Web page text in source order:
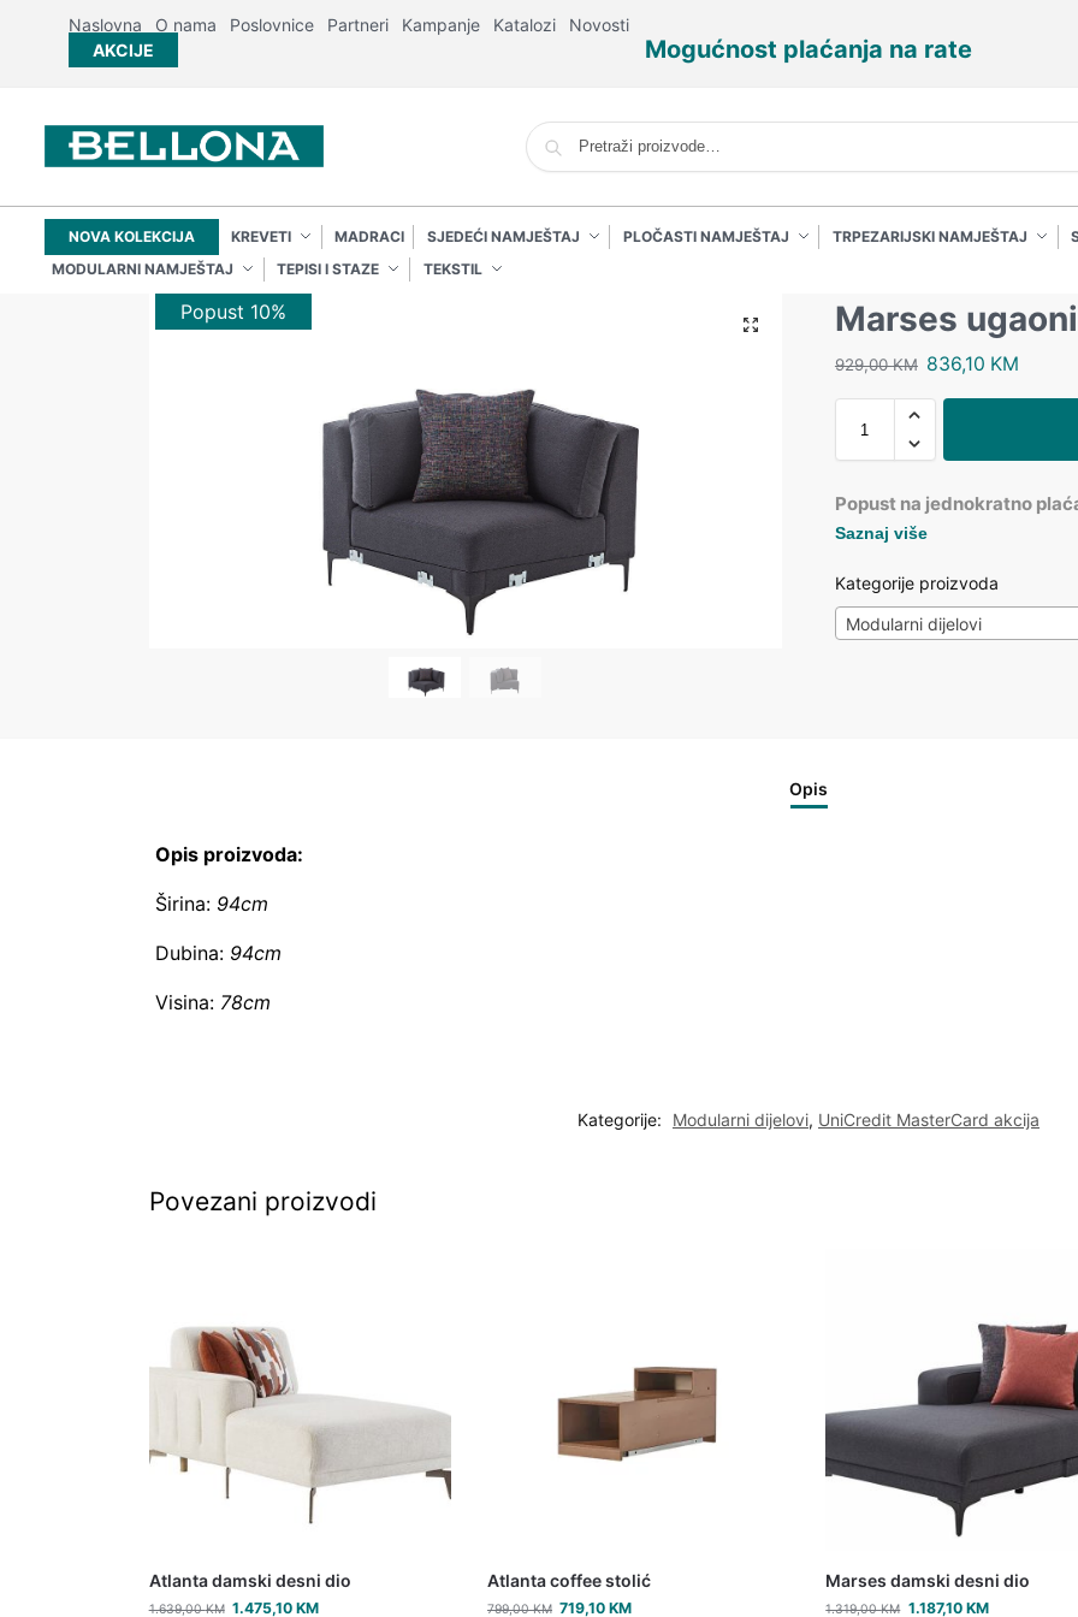
Naslovna O nama Poslovnice Partneri Kampanje Katalozi
Novosti
AKCIJE
Mogućnost plaćanja na rate
NOVA KOLEKCIJA KREVETI MADRACI SJEDEĆI NAMJEŠTAJ PLOČASTI NAMJEŠTAJ TRPEZARIJSKI NAMJEŠTAJ
MODULARNI NAMJEŠTAJ
TEPISI I STAZE TEKSTIL
Popust 10% Marses
929,00KM 836,10 KM
Popust na jednokratno
Saznaj više
Kategorije proizvoda
Modularni dijelovi
Opis
Opis proizvoda:
Širina: 94cm
Dubina: 94cm
Visina:78cm
Kategorije: Modularni dijelovi, UniCredit MasterCard akcija
Povezani proizvodi
Atlanta damski desni dio
1.639,00KM 1.475,10KM
Atlanta coffee stolić
799,00KM 719,10KM
Marses damski desni dio
1.319,00KM 1.187,10 KM